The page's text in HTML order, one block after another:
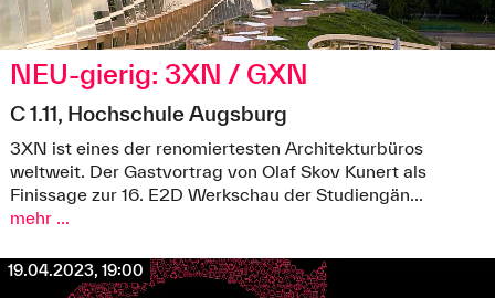
Olympisches Haus - IOC-Hauptsitz Lausanne (Abb.: 3XN)
NEU-gierig: 3XN / GXN
C 1.11, Hochschule Augsburg
3XN ist eines der renomiertesten Architekturbüros
weltweit. Der Gastvortrag von Olaf Skov Kunert als
Finissage zur 16. E2D Werkschau der Studiengän...
mehr ...
19.04.2023, 19:00